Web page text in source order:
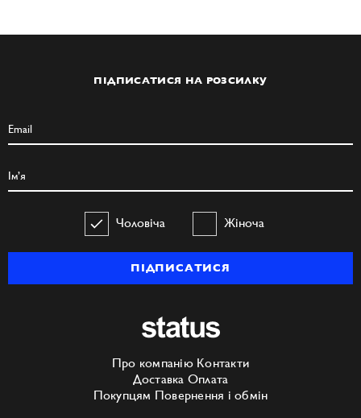
ПІДПИСАТИСЯ НА РОЗСИЛКУ
Чоловіча Жіноча
ПІДПИСАТИСЯ
Про компанію Контакти
Доставка Оплата
Покупцям Повернення і обмін